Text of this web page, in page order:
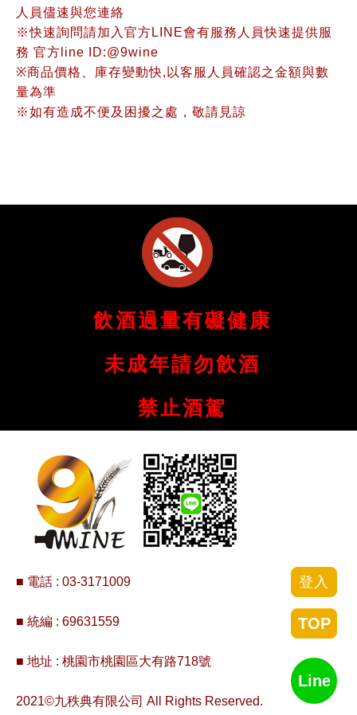
人員儘速與您連絡
※快速詢問請加入官方LINE會有服務人員快速提供服
務 官方line ID:@9wine
※商品價格、庫存變動快,以客服人員確認之金額與數
量為準
※如有造成不便及困擾之處，敬請見諒
飲酒過量有礙健康
未成年請勿飲酒
禁止酒駕
■ 電話 : 03-3171009
■ 統編 : 69631559
■ 地址 : 桃園市桃園區大有路718號
2021©九秩典有限公司 All Rights Reserved.
登入
TOP
Line